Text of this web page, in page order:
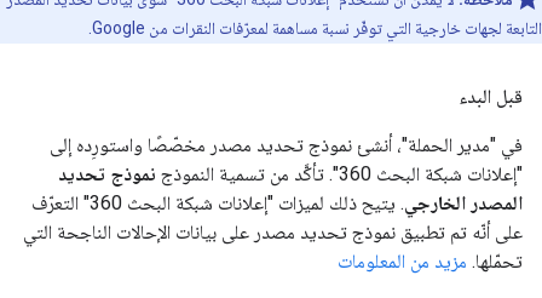
التابعة لجهات خارجية التي توفّر نسبة مساهمة لمعرّفات النقرات من Google.
قبل البدء
في "مدير الحملة"، أنشئ نموذج تحديد مصدر مخصّصًا واستورِده إلى
"إعلانات شبكة البحث 360". تأكَّد من تسمية النموذج
نموذج تحديد
المصدر الخارجي
. يتيح ذلك لميزات "إعلانات شبكة البحث 360" التعرّف
على أنّه تم تطبيق نموذج تحديد مصدر على بيانات الإحالات الناجحة التي
تحمّلها. مزيد من المعلومات